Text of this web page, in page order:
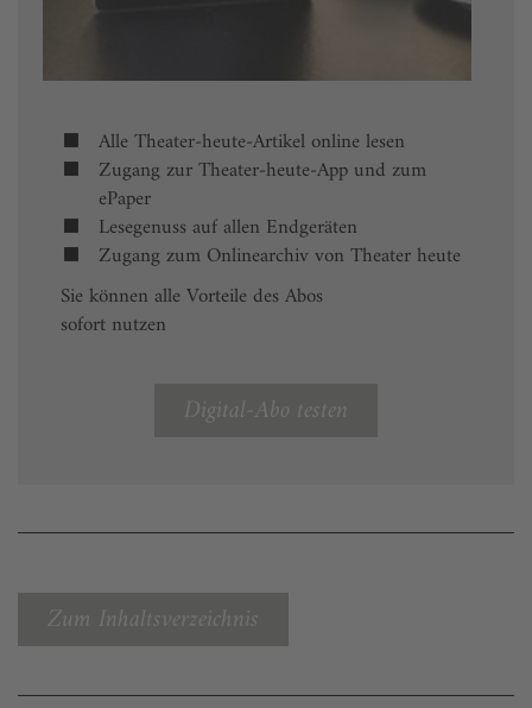
Alle Theater-heute-Artikel online lesen
Zugang zur Theater-heute-App und zum
ePaper
Lesegenuss auf allen Endgeräten
Zugang zum Onlinearchiv von Theater heute
Sie können alle Vorteile des Abos
sofort nutzen
Digital-Abo testen
Zum Inhaltsverzeichnis